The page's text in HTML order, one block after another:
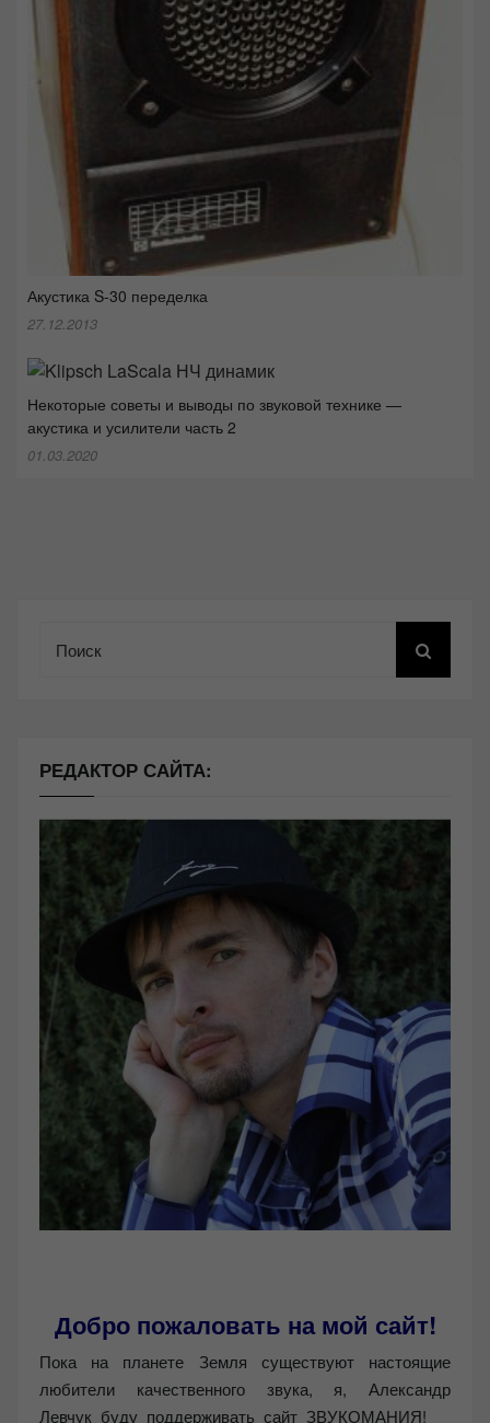
Акустика S-30 переделка
27.12.2013
Некоторые советы и выводы по звуковой технике —
акустика и усилители часть 2
01.03.2020
РЕДАКТОР САЙТА:
Добро пожаловать на мой сайт!
Пока на планете Земля существуют настоящие
любители качественного звука, я, Александр
Левчук буду поддерживать сайт ЗВУКОМАНИЯ!